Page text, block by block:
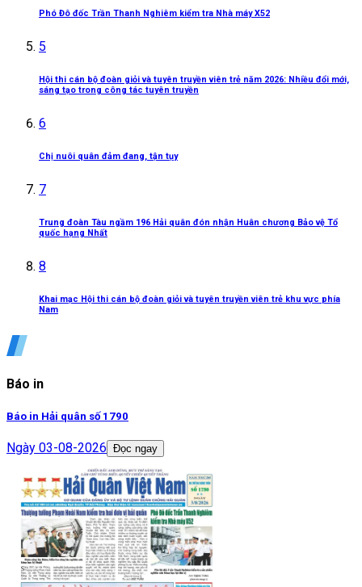
Phó Đô đốc Trần Thanh Nghiêm kiểm tra Nhà máy X52
5
Hội thi cán bộ đoàn giỏi và tuyên truyền viên trẻ năm 2026: Nhiều đổi mới,
sáng tạo trong công tác tuyên truyền
6
Chị nuôi quân đảm đang, tận tụy
7
Trung đoàn Tàu ngầm 196 Hải quân đón nhận Huân chương Bảo vệ Tổ
quốc hạng Nhất
8
Khai mạc Hội thi cán bộ đoàn giỏi và tuyên truyền viên trẻ khu vực phía
Nam
Báo in
Báo in Hải quân số 1790
Ngày 03-08-2026 Đọc ngay